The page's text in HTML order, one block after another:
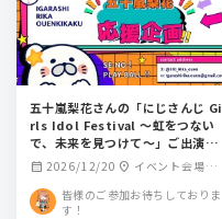
五十嵐梨花さんの「にじさんじ Gi
rls Idol Festival 〜虹をつない
で、未来を見つけて〜」ご出演記
念を応援広告でお祝いしません
か？
calendar_month 2026/12/20 location_on イベント会場周
皆様のご参加お待ちしておりま
す！